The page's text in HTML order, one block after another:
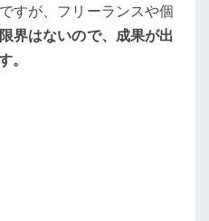
すが、フリーランスや個
界はないので、成果が出
。